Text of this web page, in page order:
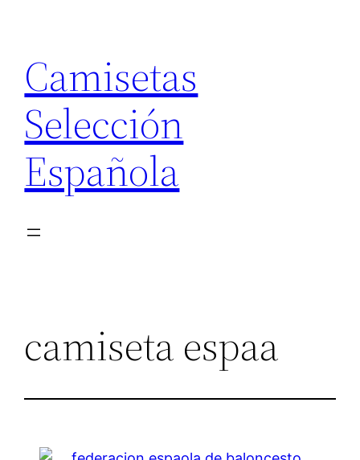
contenido
Camisetas
Selección
Española
camiseta espaa